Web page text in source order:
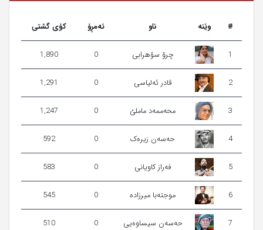
# وێنه‌ ناو ئەمڕۆ کۆی گشتی
1 چرۆ سۆهرابی‌ 0
1,890
2 قادر ئەلیاسی 0
1,291
3 محەممەد ماملێ 0
1,247
4 حەسەن زیرەک 0
592
5 فەراز کاویانی 0
583
6 موجتەبا میرزادە 0
545
7 حەسەن سیساوەیی 0
510